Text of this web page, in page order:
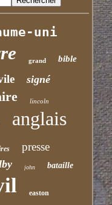
uni
grand bible
signé
lincoln
anglais
presse
john bataille
easton